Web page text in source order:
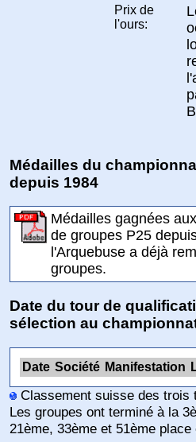
Prix de
l'ours:
Médailles du
depuis 1984
Médailles gagnées
de groupes P25
l'Arquebuse a déjà
groupes.
Date du tour de
sélection au
Date Société Manifestation
Classement suisse des trois
Les groupes ont terminé à la
21ème, 33ème et 51ème